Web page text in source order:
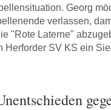
Georg
verlassen,
"Rote Laterne"
Herforder SV KS ein